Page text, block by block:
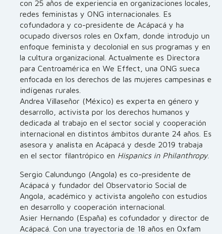
con 25 años de experiencia en organizaciones locales,
redes feministas y ONG internacionales. Es
cofundadora y co-presidente de Acápacá y ha
ocupado diversos roles en Oxfam, donde introdujo un
enfoque feminista y decolonial en sus programas y en
la cultura organizacional. Actualmente es Directora
para Centroamérica en We Effect, una ONG sueca
enfocada en los derechos de las mujeres campesinas e
indígenas rurales.
Andrea Villaseñor (México) es experta en género y
desarrollo, activista por los derechos humanos y
dedicada al trabajo en el sector social y cooperación
internacional en distintos ámbitos durante 24 años. Es
asesora y analista en Acápacá y desde 2019 trabaja
en el sector filantrópico en Hispanics in Philanthropy.
Sergio Calundungo (Angola) es co-presidente de
Acápacá y fundador del Observatorio Social de
Angola, académico y activista angoleño con estudios
en desarrollo y cooperación internacional.
Asier Hernando (España) es cofundador y director de
Acápacá. Con una trayectoria de 18 años en Oxfam